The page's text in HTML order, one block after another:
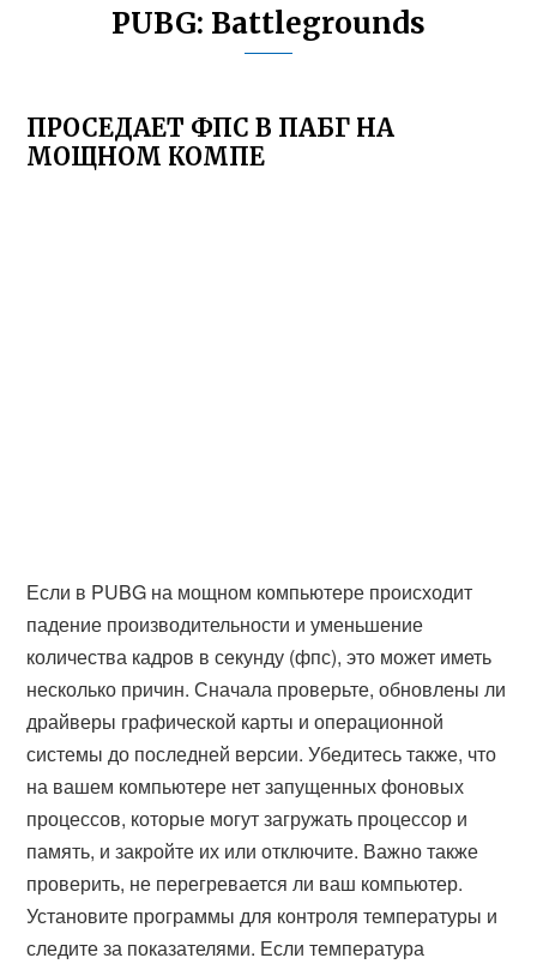
PUBG: Battlegrounds
ПРОСЕДАЕТ ФПС В ПАБГ НА
МОЩНОМ КОМПЕ
Если в PUBG на мощном компьютере происходит
падение производительности и уменьшение
количества кадров в секунду (фпс), это может иметь
несколько причин. Сначала проверьте, обновлены ли
драйверы графической карты и операционной
системы до последней версии. Убедитесь также, что
на вашем компьютере нет запущенных фоновых
процессов, которые могут загружать процессор и
память, и закройте их или отключите. Важно также
проверить, не перегревается ли ваш компьютер.
Установите программы для контроля температуры и
следите за показателями. Если температура